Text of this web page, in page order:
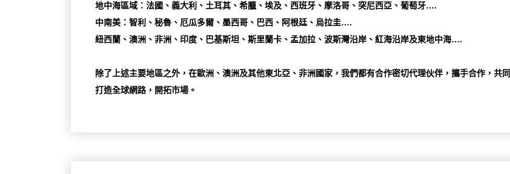
地中海區域：法國、義大利、土耳其、希臘、埃及、西班牙、摩洛哥、突尼西亞、葡萄牙….
中南美：智利、秘魯、厄瓜多爾、墨西哥、巴西、阿根廷、烏拉圭….
紐西蘭、澳洲、非洲、印度、巴基斯坦、斯里蘭卡、孟加拉、波斯灣沿岸、紅海沿岸及東地中海….
除了上述主要地區之外，在歐洲、澳洲及其他東北亞、非洲國家，我們都有合作密切代理伙伴，攜手合作，共同
打造全球網路，開拓市場。